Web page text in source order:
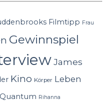
Filmtipp Frau
Gewinnspiel
James
Kino Körper Leben
Quantum Rihanna